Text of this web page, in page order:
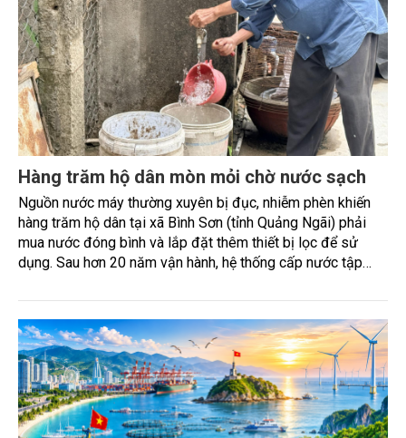
Hàng trăm hộ dân mòn mỏi chờ nước sạch
Nguồn nước máy thường xuyên bị đục, nhiễm phèn khiến
hàng trăm hộ dân tại xã Bình Sơn (tỉnh Quảng Ngãi) phải
mua nước đóng bình và lắp đặt thêm thiết bị lọc để sử
dụng. Sau hơn 20 năm vận hành, hệ thống cấp nước tập
nguồn nước ngầm nhiễm phèn, đòi hỏi sớm được đầu tư
nâng cấp.